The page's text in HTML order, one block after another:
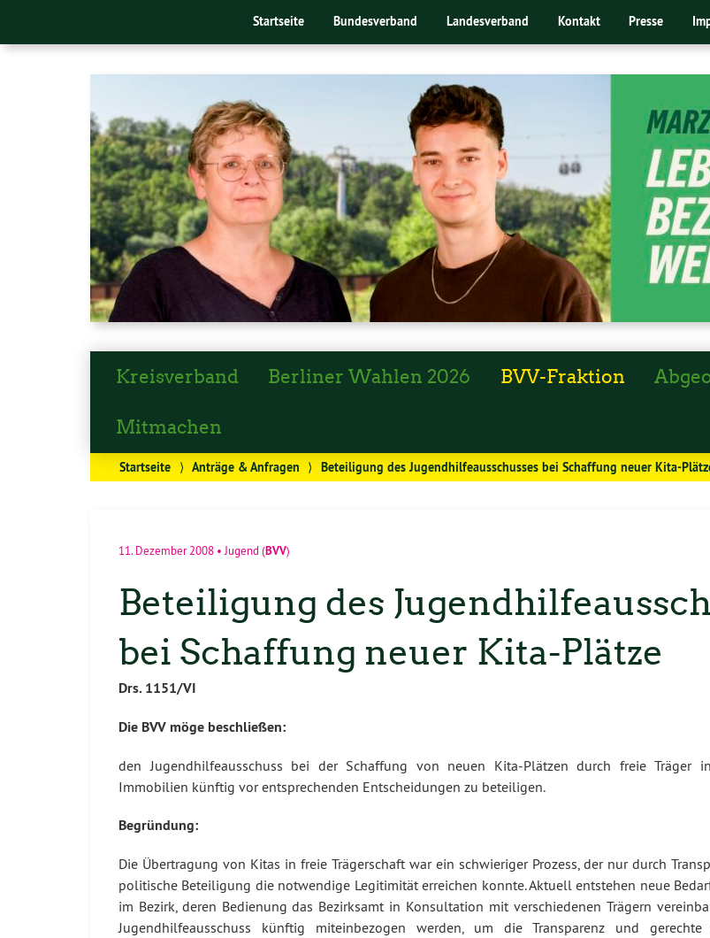
Startseite Bundesverband Landesverband Kontakt Presse
Kreisverband Berliner Wahlen 2026 BVV-Fraktion
Mitmachen
Startseite ⟩ Anträge & Anfragen ⟩ Beteiligung des Jugendhilfeausschusses bei Schaffung neuer Kita-
11. Dezember 2008 • Jugend (BVV)
Beteiligung des
bei Schaffung neuer Kita-Plätze
Drs. 1151/VI
Die BVV möge beschließen:
den Jugendhilfeausschuss bei der Schaffung von neuen Kita-Plätzen durch freie Träger
Immobilien künftig vor entsprechenden Entscheidungen zu beteiligen.
Begründung:
Die Übertragung von Kitas in freie Trägerschaft war ein schwieriger Prozess, der nur durch
politische Beteiligung die notwendige Legitimität erreichen konnte. Aktuell entstehen neue
im Bezirk, deren Bedienung das Bezirksamt in Konsultation mit verschiedenen Trägern
Jugendhilfeausschuss künftig miteinbezogen werden, um die Transparenz und gerechte